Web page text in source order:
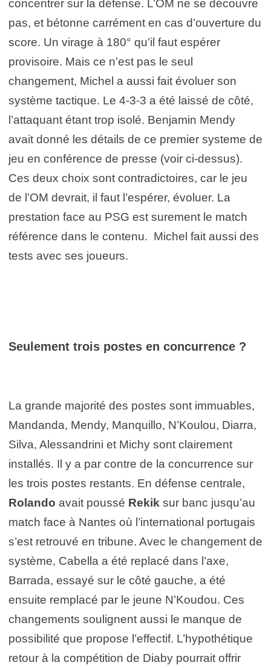
concentrer sur la défense. L’OM ne se découvre
pas, et bétonne carrément en cas d’ouverture du
score. Un virage à 180° qu’il faut espérer
provisoire. Mais ce n’est pas le seul
changement, Michel a aussi fait évoluer son
système tactique. Le 4-3-3 a été laissé de côté,
l’attaquant étant trop isolé. Benjamin Mendy
avait donné les détails de ce premier systeme de
jeu en conférence de presse (voir ci-dessus).
Ces deux choix sont contradictoires, car le jeu
de l’OM devrait, il faut l’espérer, évoluer. La
prestation face au PSG est surement le match
référence dans le contenu. Michel fait aussi des
tests avec ses joueurs.
Seulement trois postes en concurrence ?
La grande majorité des postes sont immuables,
Mandanda, Mendy, Manquillo, N’Koulou, Diarra,
Silva, Alessandrini et Michy sont clairement
installés. Il y a par contre de la concurrence sur
les trois postes restants. En défense centrale,
Rolando avait poussé Rekik sur banc jusqu’au
match face à Nantes où l’international portugais
s’est retrouvé en tribune. Avec le changement de
système, Cabella a été replacé dans l’axe,
Barrada, essayé sur le côté gauche, a été
ensuite remplacé par le jeune N’Koudou. Ces
changements soulignent aussi le manque de
possibilité que propose l’effectif. L’hypothétique
retour à la compétition de Diaby pourrait offrir